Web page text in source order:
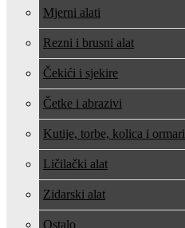
Mjerni alati
Rezni i brusni alat
Čekići i sjekire
Četke i abrazivi
Kutije, torbe, kolica i ormari
Ličilački alat
Zidarski alat
Ostalo